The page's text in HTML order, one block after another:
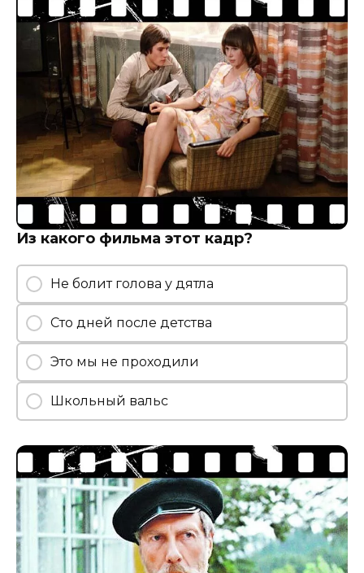
Из какого фильма этот кадр?
Не болит голова у дятла
Сто дней после детства
Это мы не проходили
Школьный вальс